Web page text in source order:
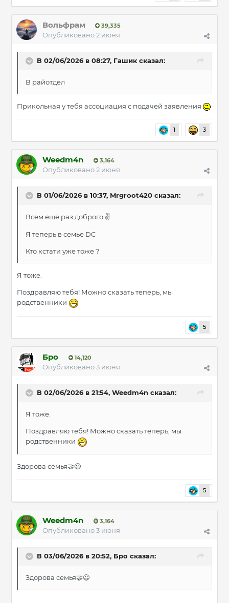
Вольфрам 39,335
Опубликовано2 июня
В 02/06/2026 в 08:27, Гашик сказал:
В райотдел
Прикольная у тебя ассоциация с подачей заявления
1 3
Weedm4n 3,164
Опубликовано2 июня
В 01/06/2026 в 10:37, Mrgroot420 сказал:
Всем ещё раз доброго ✌️
Я теперь в семье DC
Кто кстати уже тоже ?
Я тоже.
Поздравляю тебя! Можно сказать теперь, мы
родственники
5
Бро 14,120
Опубликовано3 июня
В 02/06/2026 в 21:54, Weedm4n сказал:
Я тоже.
Поздравляю тебя! Можно сказать теперь, мы
родственники
Здорова семья🤝😉
5
Weedm4n 3,164
Опубликовано3 июня
В 03/06/2026 в 20:52, Бро сказал:
Здорова семья🤝😉